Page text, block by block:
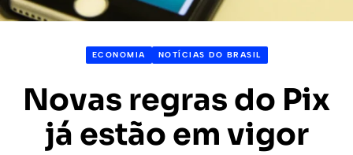
ECONOMIA NOTÍCIAS DO BRASIL
Novas regras do Pix
já estão em vigor